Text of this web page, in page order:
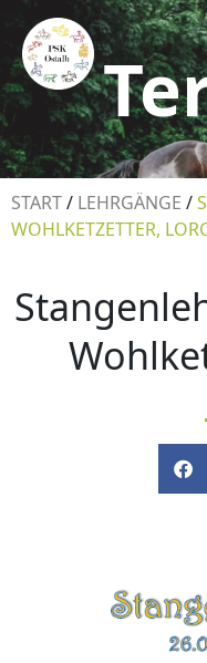
Inhalt
springen
START/ LEHRGÄNGE /
WOHLKETZETTER,